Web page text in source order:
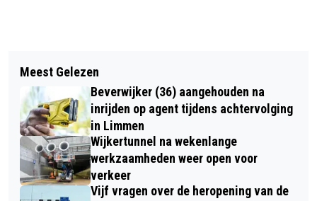
JACCO DE VRIES BEKLIMT MOUNT
EVEREST OP ’T KOPJE VAN
BLOEMENDAAL
OUD-AJACIED EN ORANJE-
VERDEDIGER WIM SUURBIER (75)
OVERLEDEN
Meest Gelezen
Beverwijker (36) aangehouden na
inrijden op agent tijdens achtervolging
in Limmen
Wijkertunnel na wekenlange
werkzaamheden weer open voor
verkeer
Vijf vragen over de heropening van de